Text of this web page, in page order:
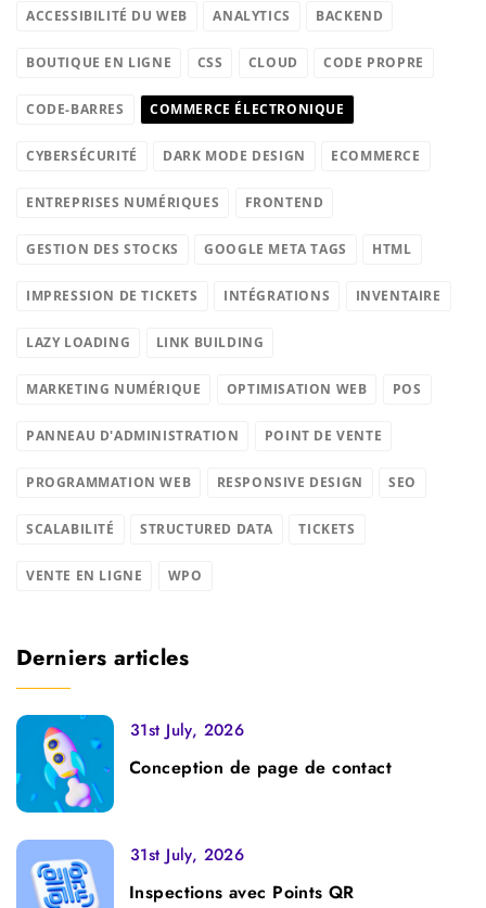
ACCESSIBILITÉ DU WEB ANALYTICS BACKEND
BOUTIQUE EN LIGNE CSS CLOUD CODE PROPRE
CODE-BARRES COMMERCE ÉLECTRONIQUE
CYBERSÉCURITÉ DARK MODE DESIGN ECOMMERCE
ENTREPRISES NUMÉRIQUES FRONTEND
GESTION DES STOCKS GOOGLE META TAGS HTML
IMPRESSION DE TICKETS INTÉGRATIONS INVENTAIRE
LAZY LOADING LINK BUILDING
MARKETING NUMÉRIQUE OPTIMISATION WEB POS
PANNEAU D'ADMINISTRATION POINT DE VENTE
PROGRAMMATION WEB RESPONSIVE DESIGN SEO
SCALABILITÉ STRUCTURED DATA TICKETS
VENTE EN LIGNE WPO
Derniers articles
31st July, 2026
Conception de page de contact
31st July, 2026
Inspections avec Points QR